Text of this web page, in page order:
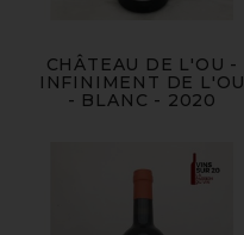
CHÂTEAU DE L'OU -
INFINIMENT DE L'OU
- BLANC - 2020